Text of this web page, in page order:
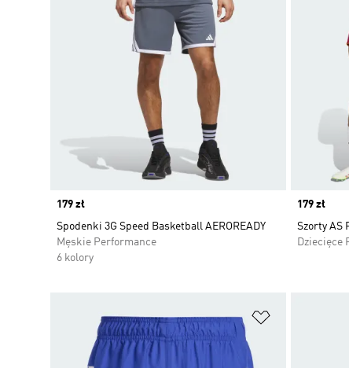
Price
179 zł
Spodenki 3G Speed Basketball AEROREADY
Męskie Performance
6 kolory
Price
179 zł
Szorty AS
Dziecięce
Dodaj do